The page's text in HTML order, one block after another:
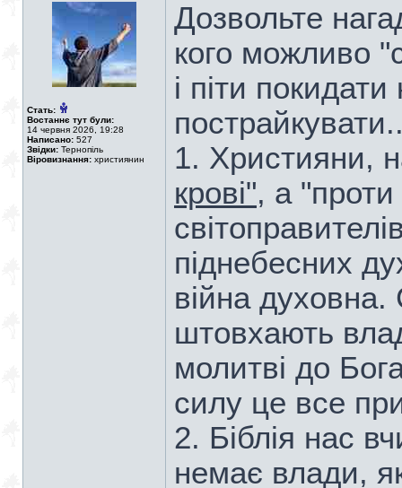
Стать:
Востаннє тут були:
14 червня 2026, 19:28
Написано: 527
Звідки: Тернопіль
Віровизнання: християнин
Дозвольте
кого можливо
і піти
1. Християни,
крові", а "проти
піднебесних
війна
штовхають
молитві до
силу це все
2. Біблія нас
немає влади,